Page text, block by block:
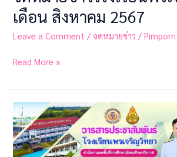
เดือน สิงหาคม 2567
Leave a Comment / จดหมายข่าว /
Read More »
จดหมาย
ข่าว
โรงเรียน
พรเจริญ